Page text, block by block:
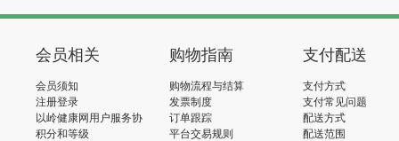
会员相关
会员须知
注册登录
以岭健康网用户服务协
议
积分和等级
购物指南
购物流程与结算
发票制度
订单跟踪
平台交易规则
支付配送
支付方式
支付常见问题
配送方式
配送范围